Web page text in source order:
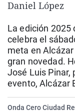
Daniel López
La edición 2025
celebra el
meta en
gran novedad.
José Luis Pinar,
evento, Alcázar
Onda Cero Ciudad